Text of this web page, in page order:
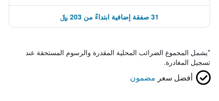
31 صفقة إضافية ابتداءً من 203 ﷼
*يشمل المجموع الضرائب المحلية المقدرة والرسوم المستحقة عند
تسجيل المغادرة.
أفضل سعر مضمون